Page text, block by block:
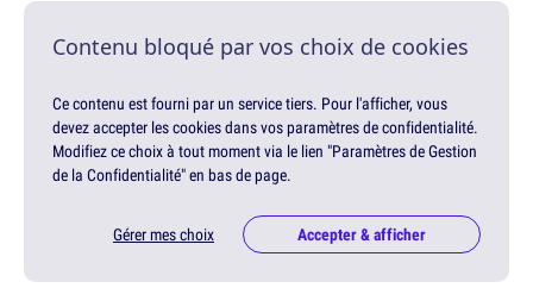
Contenu bloqué par vos choix de cookies
Ce contenu est fourni par un service tiers. Pour l'afficher, vous
devez accepter les cookies dans vos paramètres de confidentialité.
Modifiez ce choix à tout moment via le lien "Paramètres de Gestion
de la Confidentialité" en bas de page.
Gérer mes choix Accepter & afficher